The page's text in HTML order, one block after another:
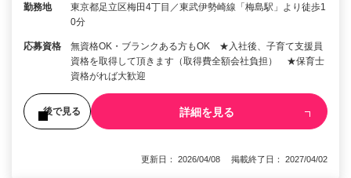
勤務地
東京都足立区梅田4丁目／東武伊勢崎線「梅島駅」より徒歩1
0分
応募資格
無資格OK・ブランクある方もOK ★入社後、子育て支援員
資格を取得して頂きます（取得費全額会社負担） ★保育士
資格がれば大歓迎
後で見る 詳細を見る
更新日： 2026/04/08 掲載終了日： 2027/04/02